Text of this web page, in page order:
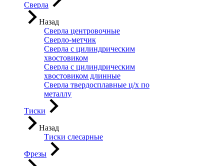
Сверла
Назад
Сверла центровочные
Сверло-метчик
Сверла с цилиндрическим
хвостовиком
Сверла с цилиндрическим
хвостовиком длинные
Сверла твердосплавные ц/х по
металлу
Тиски
Назад
Тиски слесарные
Фрезы